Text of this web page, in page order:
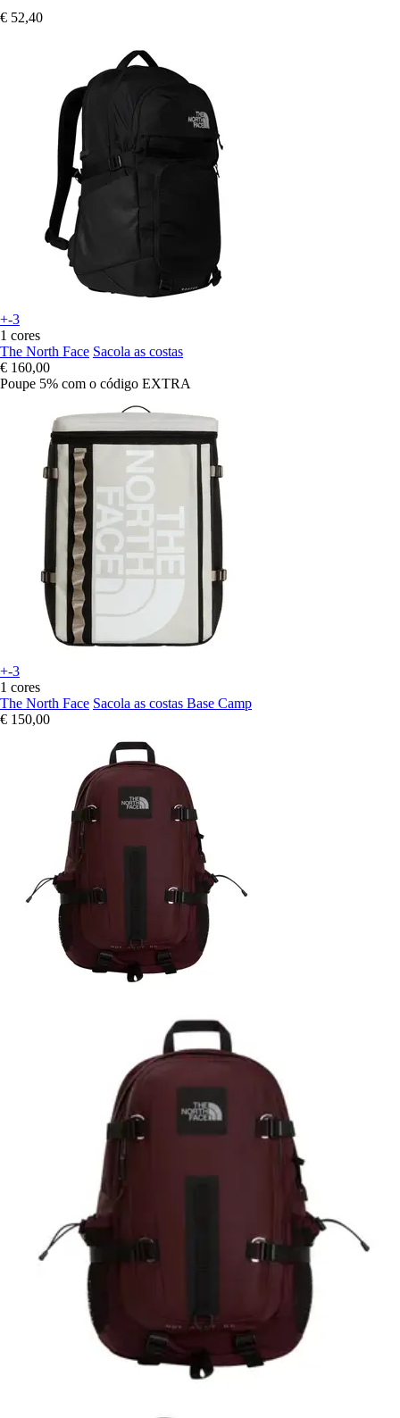
€ 52,40
+-3
1 cores
The North Face Sacola as costas
€ 160,00
Poupe 5% com o código EXTRA
+-3
1 cores
The North Face Sacola as costas Base Camp
€ 150,00